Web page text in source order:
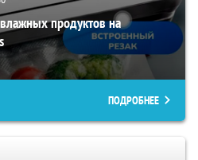
продуктов на
ПОДРОБНЕЕ